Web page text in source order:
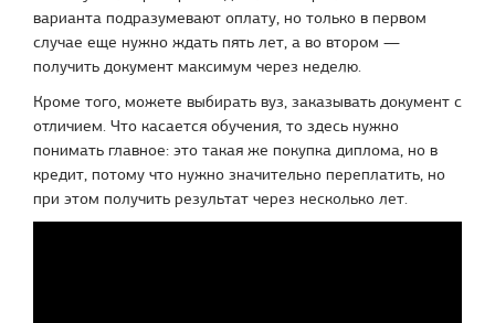
варианта подразумевают оплату, но только в первом
случае еще нужно ждать пять лет, а во втором —
получить документ максимум через неделю.
Кроме того, можете выбирать вуз, заказывать документ с
отличием. Что касается обучения, то здесь нужно
понимать главное: это такая же покупка диплома, но в
кредит, потому что нужно значительно переплатить, но
при этом получить результат через несколько лет.